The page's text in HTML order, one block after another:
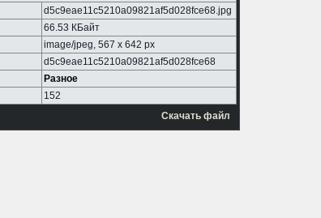
d5c9eae11c5210a09821af5d028fce68.jpg
66.53 КБайт
image/jpeg, 567 x 642 px
d5c9eae11c5210a09821af5d028fce68
Разное
152
Скачать файл